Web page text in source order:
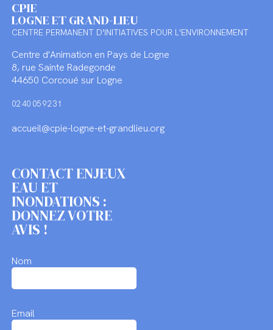
CPIE
LOGNE ET GRAND-LIEU
CENTRE PERMANENT D'INITIATIVES POUR L'ENVIRONNEMENT
Centre d'Animation en Pays de Logne
8, rue Sainte Radegonde
44650 Corcoué sur Logne
02 40 05 92 31
accueil@cpie-logne-et-grandlieu.org
CONTACT ENJEUX
EAU ET
INONDATIONS :
DONNEZ VOTRE
AVIS !
Nom
Email